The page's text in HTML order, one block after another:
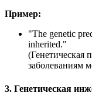
Пример:
"The genetic
inherited."
(Генетическая
заболеваниям
3. Генетическая